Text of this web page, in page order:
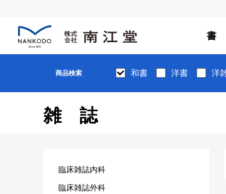
書
商品検索 和書 洋書 洋
雑誌
臨床雑誌内科
臨床雑誌外科